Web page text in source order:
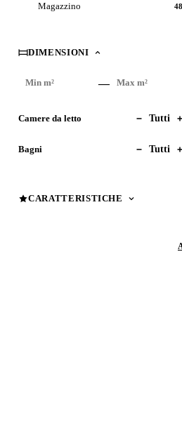
Magazzino 48
DIMENSIONI
—
Camere da letto Tutti
Bagni Tutti
CARATTERISTICHE